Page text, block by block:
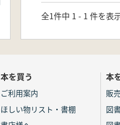
全1件中 1 - 1 件を表
本を買う
ご利用案内
ほしい物リスト・書棚
本
販
図